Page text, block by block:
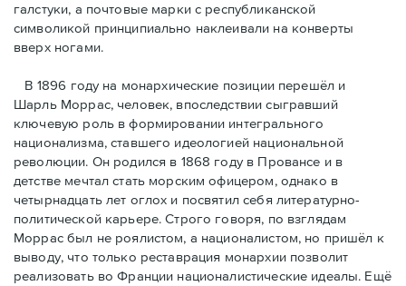
галстуки, а почтовые марки с республиканской
символикой принципиально наклеивали на конверты
вверх ногами.
В 1896 году на монархические позиции перешёл и
Шарль Моррас, человек, впоследствии сыгравший
ключевую роль в формировании интегрального
национализма, ставшего идеологией национальной
революции. Он родился в 1868 году в Провансе и в
детстве мечтал стать морским офицером, однако в
четырнадцать лет оглох и посвятил себя литературно-
политической карьере. Строго говоря, по взглядам
Моррас был не роялистом, а националистом, но пришёл к
выводу, что только реставрация монархии позволит
реализовать во Франции националистические идеалы. Ещё